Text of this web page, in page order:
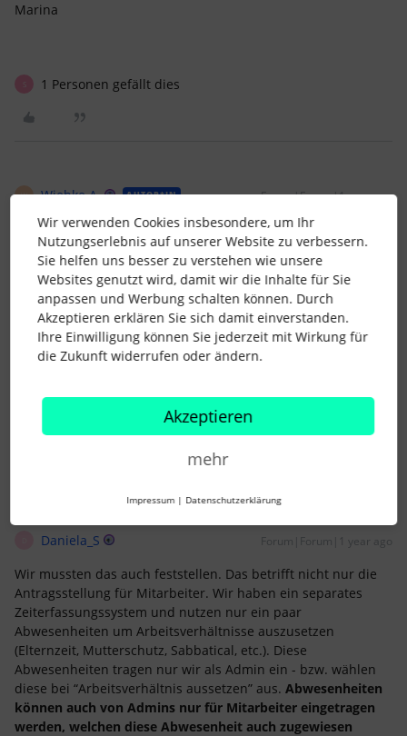
Marina
1 Personen gefällt dies
W Wiebke A. AUTOR*IN Forum|Forum|1 year ago
Danke, liebe Marina, das bestätigt mich… hab schon ein
Feedback dazu an Personio geschickt… Unter =>Einstellungen
=>Abwesenheiten findet man die Info “ Wichtig:Ab sofort
müssen Sie Mitarbeitenden auch für Abwesenheitsarten ohne
Anspruchsbeschränkung eine Richtlinie zuweisen, wenn sie diese
beantragen dürfen. Wird die jeweilige Richtlinie nicht zugewiesen,
können die Mitarbeitenden diese Abwesenheitsart nicht
auswählen.” Das ist der einzige Hinweis, den ich dazu
5 Menschen gefällt dies
Daniela_S Forum|Forum|1 year ago
Wir mussten das auch feststellen. Das betrifft nicht nur die
Antragsstellung für Mitarbeiter. Wir haben ein separates
Zeiterfassungssystem und nutzen nur ein paar
Abwesenheiten um Arbeitsverhältnisse auszusetzen
(Elternzeit, Mutterschutz, Sabbatical, etc.). Diese
Abwesenheiten tragen nur wir als Admin ein - bzw. wählen
diese bei “Arbeitsverhältnis aussetzen” aus. Abwesenheiten
können auch von Admins nur für Mitarbeiter eingetragen
werden, welchen diese Abwesenheit auch zugewiesen
Wir verwenden Cookies insbesondere, um Ihr
Nutzungserlebnis auf unserer Website zu verbessern.
Sie helfen uns besser zu verstehen wie unsere
Websites genutzt wird, damit wir die Inhalte für Sie
anpassen und Werbung schalten können. Durch
Akzeptieren erklären Sie sich damit einverstanden.
Ihre Einwilligung können Sie jederzeit mit Wirkung für
die Zukunft widerrufen oder ändern.
Akzeptieren
mehr
Impressum | Datenschutzerklärung